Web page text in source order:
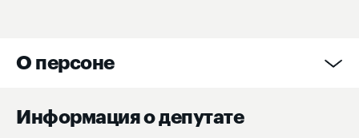
О персоне
Информация о депутате